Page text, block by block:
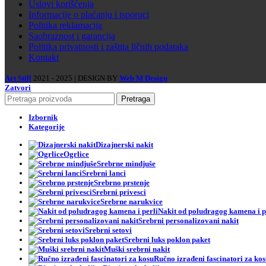
Uslovi korišćenja
Informacije o plaćanju i isporuci
Politika reklamacija
Saobraznost i garancija
Politika privatnosti i zaštita ličnih podataka
Kontakt
Art Still 2021 - 2025 | DESIGN BY Web M Design
Zatvori
Pretraga
Izbornik
Kategorije
Dizajnerski nakit
Ogrlice
Srebrne mindjuše
Srebrni lanci
Srebrno prstenje
Srebrni privesci
Srebrne narukvice
Nakit od poludragog kamena i
Srebrni personalizovani nakit
Srebrni setovi
Srebrni luks poklon paket
Muški srebrni nakit
Ručno izrađeni fascinatori za